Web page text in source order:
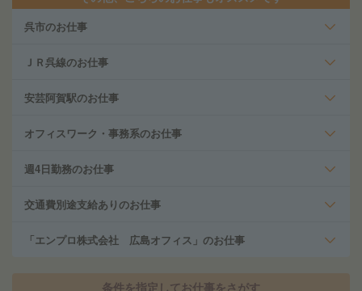
呉市のお仕事
ＪＲ呉線のお仕事
安芸阿賀駅のお仕事
オフィスワーク・事務系のお仕事
週4日勤務のお仕事
交通費別途支給ありのお仕事
「エンプロ株式会社 広島オフィス」のお仕事
条件を指定してお仕事をさがす